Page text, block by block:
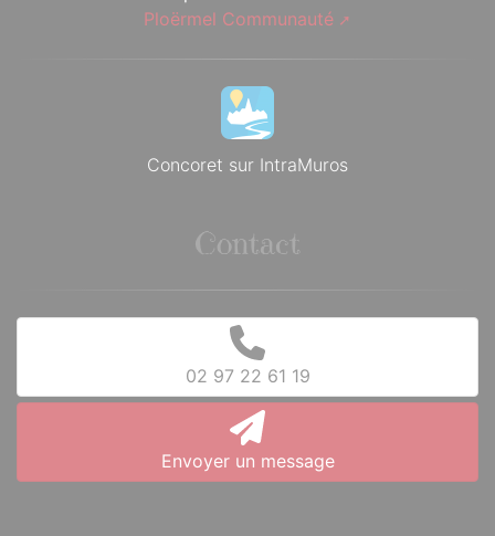
Ploërmel Communauté
Concoret sur IntraMuros
Contact
02 97 22 61 19
Envoyer un message